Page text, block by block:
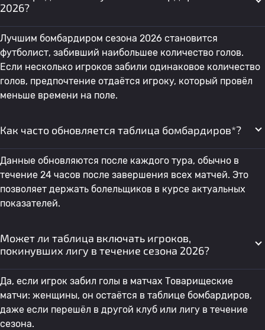
35 Андреа Стаскова Чешская Республика W
36 Á. Johannesen Фарерские острова W 2
Женщины Никарагуа
41
Анжелика
Монтсеррат
Сальдивар Павон
Мексика W 2 1
S. Alurralde Боливия W
2026?
Лучшим бомбардиром сезона 2026 становится
футболист, забивший наибольшее количество голов.
Если несколько игроков забили одинаковое количество
голов, предпочтение отдаётся игроку, который провёл
меньше времени на поле.
Как часто обновляется таблица бомбардиров*?
Данные обновляются после каждого тура, обычно в
течение 24 часов после завершения всех матчей. Это
позволяет держать болельщиков в курсе актуальных
показателей.
Может ли таблица включать игроков,
покинувших лигу в течение сезона 2026?
Да, если игрок забил голы в матчах Товарищеские
матчи: женщины, он остаётся в таблице бомбардиров,
даже если перешёл в другой клуб или лигу в течение
сезона.